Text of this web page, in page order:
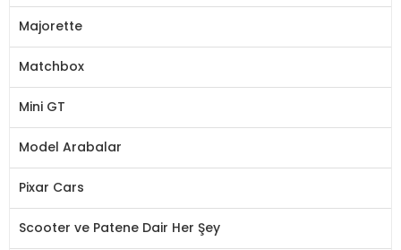
Majorette
Matchbox
Mini GT
Model Arabalar
Pixar Cars
Scooter ve Patene Dair Her Şey